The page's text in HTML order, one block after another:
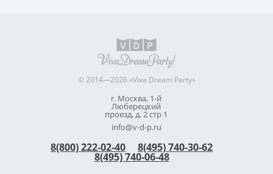
© 2014—2026 «Viva Dream Party»
г. Москва, 1-й
Люберецкий
проезд, д. 2 стр 1
info@v-d-p.ru
8(800) 222-02-40 8(495) 740-30-62
8(495) 740-06-48